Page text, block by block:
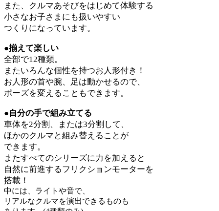
また、クルマあそびをはじめて体験する
小さなお子さまにも扱いやすい
つくりになっています。
●揃えて楽しい
全部で12種類。
またいろんな個性を持つお人形付き！
お人形の首や腕、足は動かせるので、
ポーズを変えることもできます。
●自分の手で組み立てる
車体を2分割、または3分割して、
ほかのクルマと組み替えることが
できます。
またすべてのシリーズに力を加えると
自然に前進するフリクションモーターを
搭載！
中には、ライトや音で、
リアルなクルマを演出できるものも